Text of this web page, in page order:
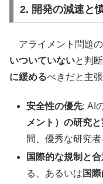
2. 開発の減速と
アライメント問題
いついていないと判
に緩めるべきだと主
安全性の優先: AI
メント）の研究
間、優秀な研究
国際的な規制と
る、あるいは 国